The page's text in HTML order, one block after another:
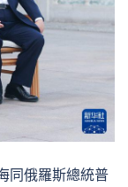
同俄羅斯總統普